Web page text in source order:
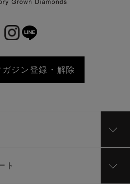
ジン登録・解除
ト